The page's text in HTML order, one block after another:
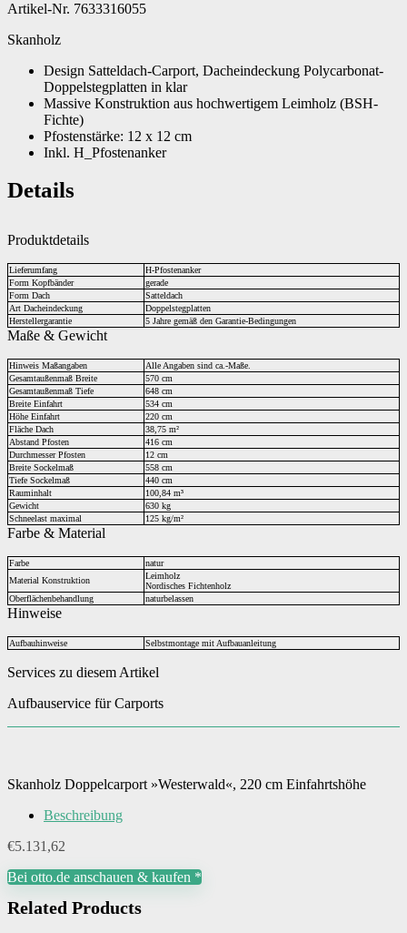
Artikel-Nr. 7633316055
Skanholz
Design Satteldach-Carport, Dacheindeckung Polycarbonat-
Doppelstegplatten in klar
Massive Konstruktion aus hochwertigem Leimholz (BSH-
Fichte)
Pfostenstärke: 12 x 12 cm
Inkl. H_Pfostenanker
Details
Produktdetails
Lieferumfang
H-Pfostenanker
Form Kopfbänder
gerade
Form Dach
Satteldach
Art Dacheindeckung
Doppelstegplatten
Herstellergarantie
5 Jahre gemäß den Garantie-Bedingungen
Maße & Gewicht
Hinweis Maßangaben
Alle Angaben sind ca.-Maße.
Gesamtaußenmaß Breite
570 cm
Gesamtaußenmaß Tiefe
648 cm
Breite Einfahrt
534 cm
Höhe Einfahrt
220 cm
Fläche Dach
38,75 m²
Abstand Pfosten
416 cm
Durchmesser Pfosten
12 cm
Breite Sockelmaß
558 cm
Tiefe Sockelmaß
440 cm
Rauminhalt
100,84 m³
Gewicht
630 kg
Schneelast maximal
125 kg/m²
Farbe & Material
Farbe
natur
Material Konstruktion
Leimholz
Nordisches Fichtenholz
Oberflächenbehandlung
naturbelassen
Hinweise
Aufbauhinweise Selbstmontage mit Aufbauanleitung
Services zu diesem Artikel
Aufbauservice für Carports
Skanholz Doppelcarport »Westerwald«, 220 cm Einfahrtshöhe
Beschreibung
€5.131,62
Bei otto.de anschauen & kaufen *
Related Products